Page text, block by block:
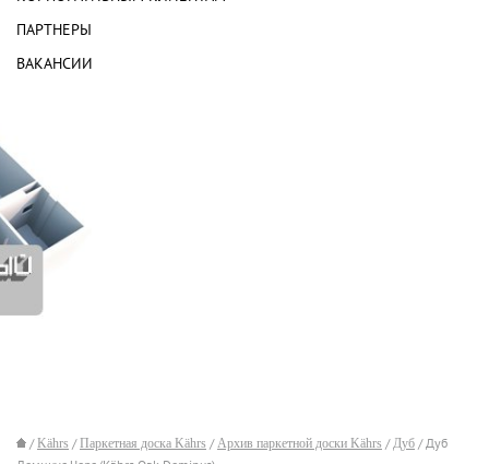
ПАРТНЕРЫ
ВАКАНСИИ
/Kährs /Паркетная доска Kährs / Архив паркетной доски Kährs / Дуб / Дуб